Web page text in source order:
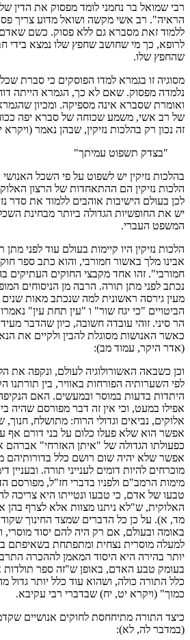
רבי שמואל בר נחמני לומד מפסוק את הדין
הראיה". רב אשי מקשה ושואל מדוע צריך
ללמוד זאת מסברא גם ללא פסוק. כשם
לרופא, כך מי שחושב שחפץ שלו נמצא בידי
שהחפץ שלו.
מסוגיה זו בגמרא למדו הפוסקים כי סברת
נלמדה מפסוק. שאם לא כך, הגמרא הייתה
ואומרת שסברא אינה מספיקה. ומכיון
של רב אשי, משמע שכוחה של סברא יפה
זה נכון רק בהלכות נזיקין, שבהן נאמר (ויקרא
"בצדק תשפוט עמיתך"
בהלכות נזיקין יש לשפוט על פי השכל
הלכות נזיקין הם ההתאחדות של הרצון
לכן בעולם הישיבות אוהבים ללמוד את סדר
יש את החופשיות הגדולה ביותר מבחינת השכל
המשפט העברי.
הלכות נזיקין היו קיימות בעולם עוד לפני
אבינו מלך באשור חמורבי, והוא כתב ספר
חמורבי". זהו אחד מקבצי החוקים העתיקים
נכתב לפני מתן תורה. הרבה מן הניסוחים
מעין גירסה ראשונית למה שנכתב מאות
הביטויים "כי יגח שור" ו "עין תחת עין"
הר סיני. זוהי עובדה חשובה, כיון שהדבר
כאשר האנושות מסוגלת להבין ולקיים את
(אדר היקר, עמוד מב):
וכן כשבאה האשורולוגיה לעולם, ונקפה את
לפי השערותיה הפורחות באוויר, בין
היתדות בדעות במוסר ובמעשים. האם
אפילו במעט, וכי אין זה דבר מפורסם שהיה
אלוקים, נביאים וגדולי הרוח: מתושלח, חנוך,
אפשר הוא שלא פעלו כלום על בני דורם אף
כפעולתו הגדולה של "איתן האזרחי" אברהם
אפשר שלא יהיה שום רושם כלל בדורותיהם
מוכרחים להיות דומים לענייני תורה.
מימות הרמב"ם ולפניו בדברי חז"ל, מפורסם
טבעו של אדם, כי טבעו ונטייתו היא צריכה
האלוקית, ש"לא ניתנו מצוות אלא לצרף
מד, א). על כן כל הדברים שמצד החינוך
באומה ובעולם, אם רק היה להם יסוד
למעלה מוסרית נצחית ומתפתחת בשאיפתם
יותר בהירה היא היסוד המאמן לההכרה
בעומק טבע האדם, באופן ש"זה ספר
כלל התורה כולה, ושהוא עוד כלל יותר
כמוך" (ויקרא יט, יח) שבדברי רבי עקיבא.
כיצד התורה מתיחחסת לחוקים אנושיים
(במדבר לה, לא):